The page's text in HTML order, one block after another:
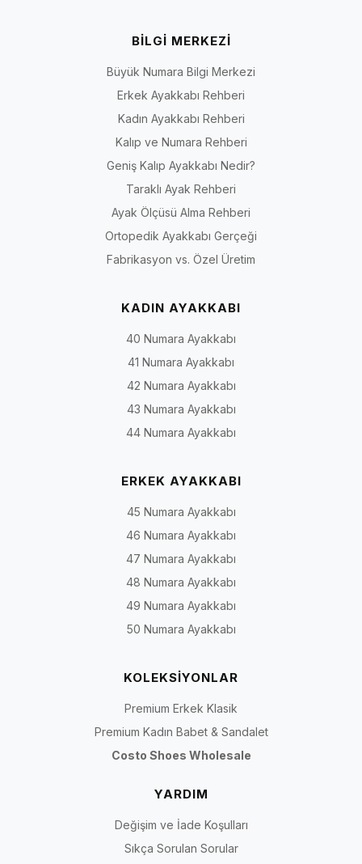
BİLGİ MERKEZİ
Büyük Numara Bilgi Merkezi
Erkek Ayakkabı Rehberi
Kadın Ayakkabı Rehberi
Kalıp ve Numara Rehberi
Geniş Kalıp Ayakkabı Nedir?
Taraklı Ayak Rehberi
Ayak Ölçüsü Alma Rehberi
Ortopedik Ayakkabı Gerçeği
Fabrikasyon vs. Özel Üretim
KADIN AYAKKABI
40 Numara Ayakkabı
41 Numara Ayakkabı
42 Numara Ayakkabı
43 Numara Ayakkabı
44 Numara Ayakkabı
ERKEK AYAKKABI
45 Numara Ayakkabı
46 Numara Ayakkabı
47 Numara Ayakkabı
48 Numara Ayakkabı
49 Numara Ayakkabı
50 Numara Ayakkabı
KOLEKSİYONLAR
Premium Erkek Klasik
Premium Kadın Babet & Sandalet
Costo Shoes Wholesale
YARDIM
Değişim ve İade Koşulları
Sıkça Sorulan Sorular